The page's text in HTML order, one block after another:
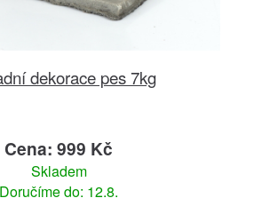
dekorace pes 7kg
Cena: 999 Kč
Skladem
Doručíme do: 12.8.